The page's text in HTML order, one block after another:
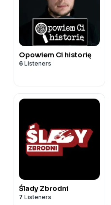
Opowiem Ci historię
6 Listeners
Ślady Zbrodni
7 Listeners